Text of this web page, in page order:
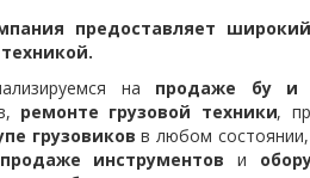
предоставляет
на продаже бу и
ремонте грузовой техники,
грузовиков в любом состоянии,
продаже инструментов и